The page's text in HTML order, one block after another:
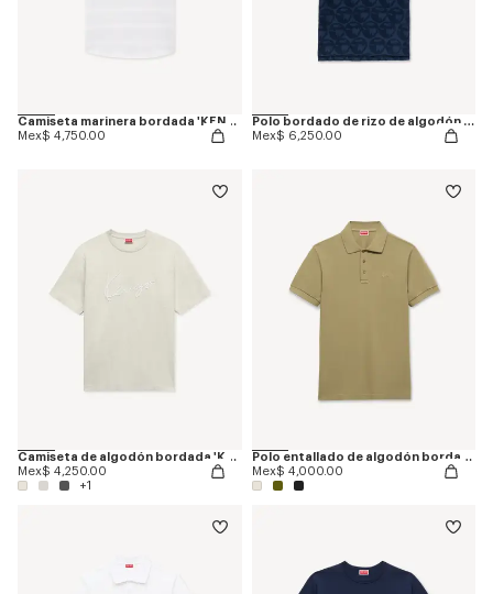
Camiseta marinera bordada 'KENZO Sounds' de algodón
Mex$ 4,750.00
Polo bordado de rizo de algodón 'KENZO Apple Pop'
Mex$ 6,250.00
Camiseta de algodón bordada 'KENZO Signature'
Mex$ 4,250.00
+1
Polo entallado de algodón bordado 'KENZO Signature'
Mex$ 4,000.00